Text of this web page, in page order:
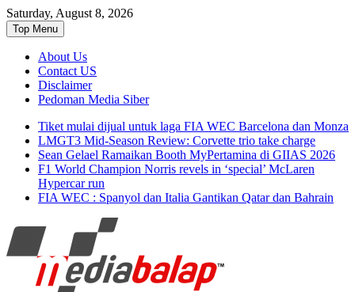
Saturday, August 8, 2026
Top Menu
About Us
Contact US
Disclaimer
Pedoman Media Siber
Tiket mulai dijual untuk laga FIA WEC Barcelona dan Monza
LMGT3 Mid-Season Review: Corvette trio take charge
Sean Gelael Ramaikan Booth MyPertamina di GIIAS 2026
F1 World Champion Norris revels in ‘special’ McLaren
Hypercar run
FIA WEC : Spanyol dan Italia Gantikan Qatar dan Bahrain